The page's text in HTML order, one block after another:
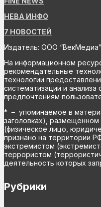
НЕВА ИНФО
7 НОВОСТЕЙ
Издатель: ООО “ВекМедиа”
На информационном
рекомендательные
технологии
систематизации и
предпочтениям
* – упоминаемое в
заголовках),
(физическое лицо,
признано на территории
экстремистом
террористом
деятельность которых
Рубрики